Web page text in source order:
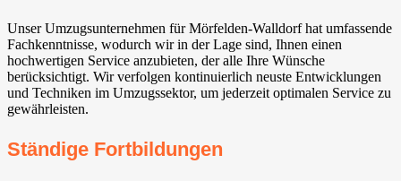
Unser Umzugsunternehmen für Mörfelden-Walldorf⁠ hat umfassende
Fachkenntnisse, wodurch wir in der Lage sind, Ihnen einen
hochwertigen Service anzubieten, der alle Ihre Wünsche
berücksichtigt. Wir verfolgen kontinuierlich neuste Entwicklungen
und Techniken im Umzugssektor, um jederzeit optimalen Service zu
gewährleisten.
Ständige Fortbildungen